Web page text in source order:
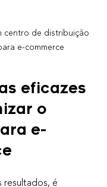
centro de distribuição
e-commerce
eficazes
o
e-
resultados, é